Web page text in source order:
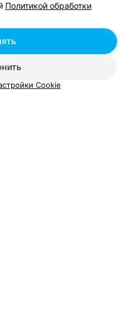
в Гомеле
в Гомеле
Политикой обработки
Cookie